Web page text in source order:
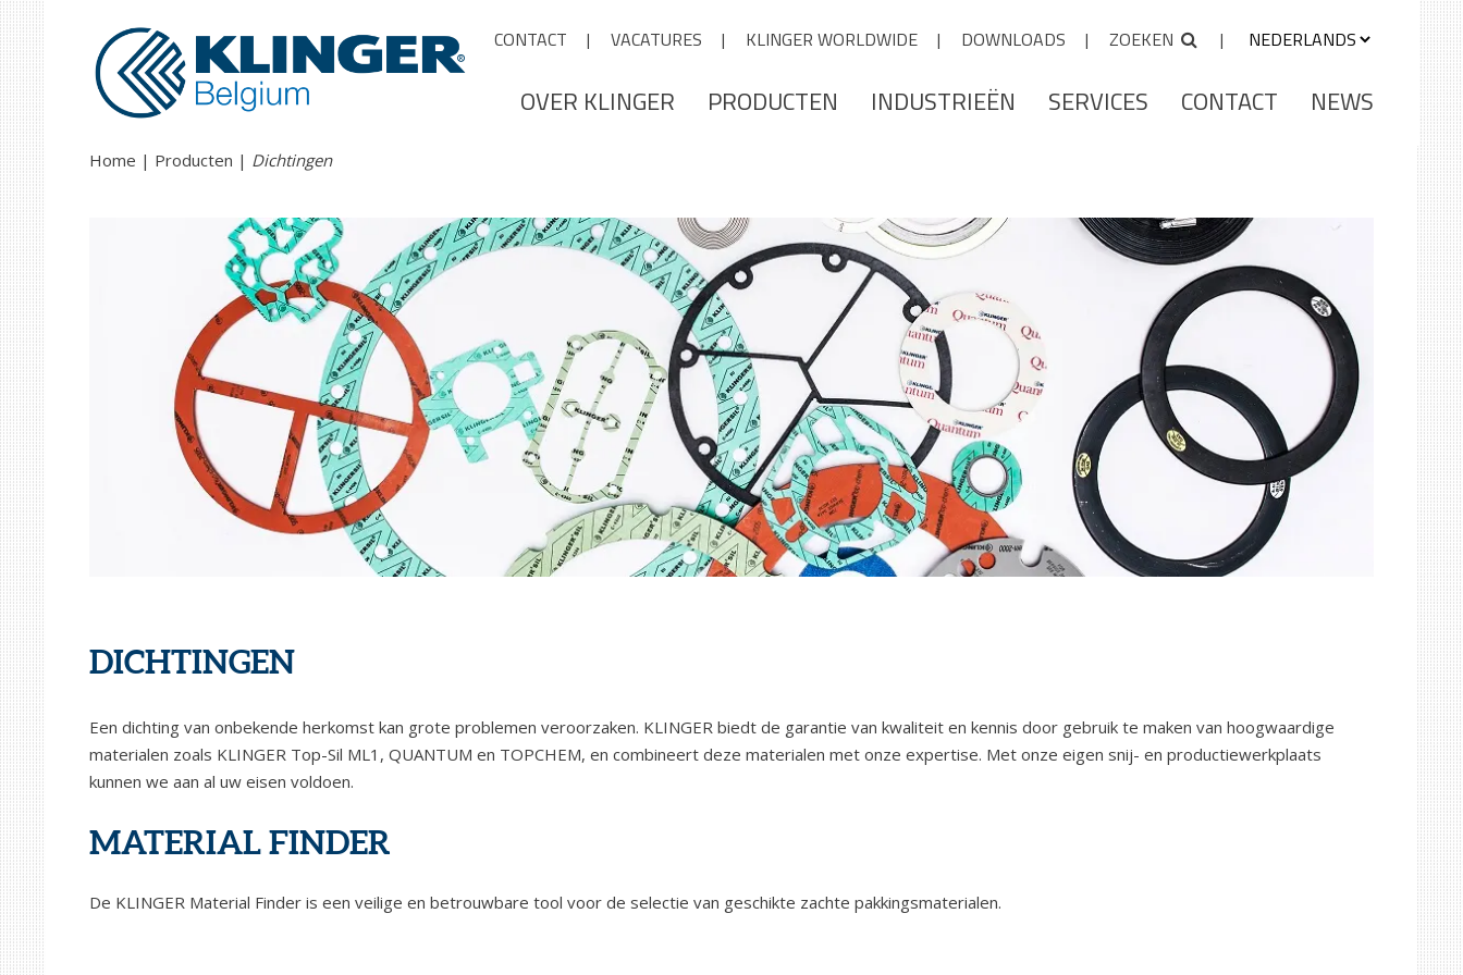
CONTACT VACATURES KLINGER WORLDWIDE DOWNLOADS ZOEKEN
OVER KLINGER PRODUCTEN INDUSTRIEËN SERVICES CONTACT NEWS
Home Producten Dichtingen
DICHTINGEN
Een dichting van onbekende herkomst kan grote problemen veroorzaken. KLINGER biedt de garantie van kwaliteit en kennis door gebruik te maken van hoogwaardige
materialen zoals KLINGER Top-Sil ML1, QUANTUM en TOPCHEM, en combineert deze materialen met onze expertise. Met onze eigen snij- en productiewerkplaats
kunnen we aan al uw eisen voldoen.
MATERIAL FINDER
De KLINGER Material Finder is een veilige en betrouwbare tool voor de selectie van geschikte zachte pakkingsmaterialen.